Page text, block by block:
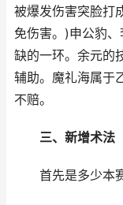
被爆发伤害突脸打
免伤害。)申公豹
缺的一环。余元的
辅助。魔礼海属于
不赔。
三、新增术法
首先是多少本